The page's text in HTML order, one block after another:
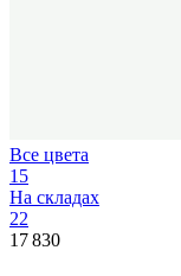
Все цвета
15
На складах
22
17 830